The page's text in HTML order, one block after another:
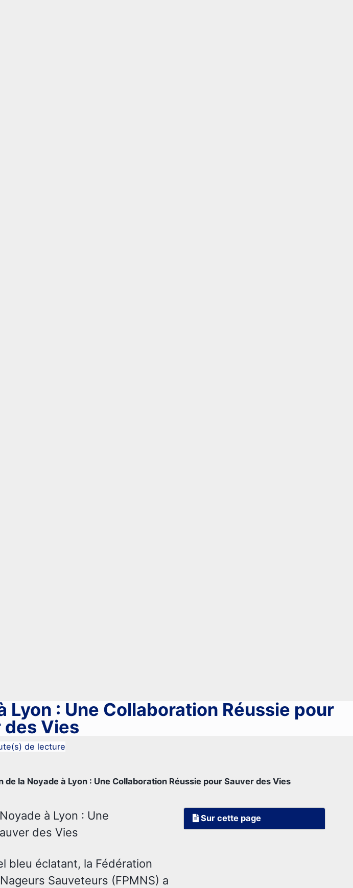
: Une Collaboration Réussie pour
des Vies
de lecture
de la Noyade à Lyon : Une Collaboration Réussie pour Sauver des Vies
Sur cette page
à Lyon : Une
des Vies
bleu éclatant, la Fédération
Sauveteurs (FPMNS) a